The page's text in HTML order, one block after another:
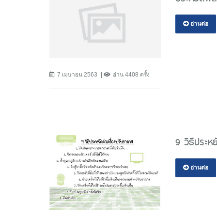
7 เมษายน 2563 อ่าน 4408 ครั้ง
อ่านต่อ
9 วิธีประห
อ่านต่อ